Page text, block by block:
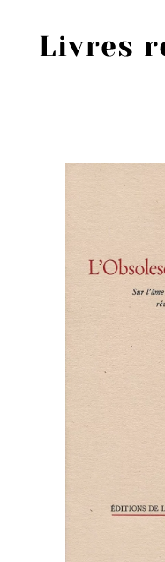
Livres
Livres les
Prix littéraires